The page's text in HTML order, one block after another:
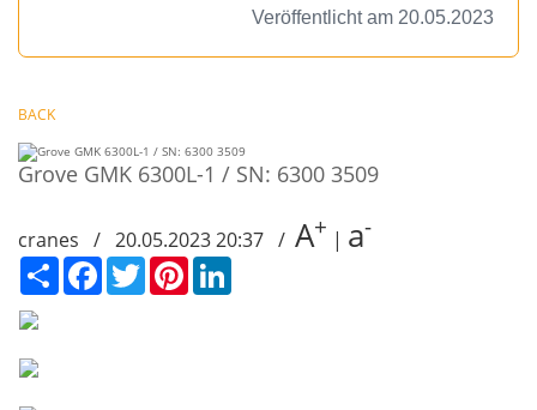
Veröffentlicht am 20.05.2023
BACK
Grove GMK 6300L-1 / SN: 6300 3509
cranes / 20.05.2023 20:37 / A+ | a-
СподелиFacebookTwitter Pinterest